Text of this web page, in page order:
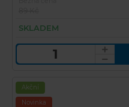
SKLADEM
Akční
Novinka